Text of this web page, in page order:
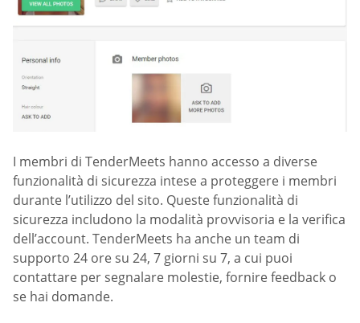
I membri di TenderMeets hanno accesso a diverse
funzionalità di sicurezza intese a proteggere i membri
durante l’utilizzo del sito. Queste funzionalità di
sicurezza includono la modalità provvisoria e la verifica
dell’account. TenderMeets ha anche un team di
supporto 24 ore su 24, 7 giorni su 7, a cui puoi
contattare per segnalare molestie, fornire feedback o
se hai domande.